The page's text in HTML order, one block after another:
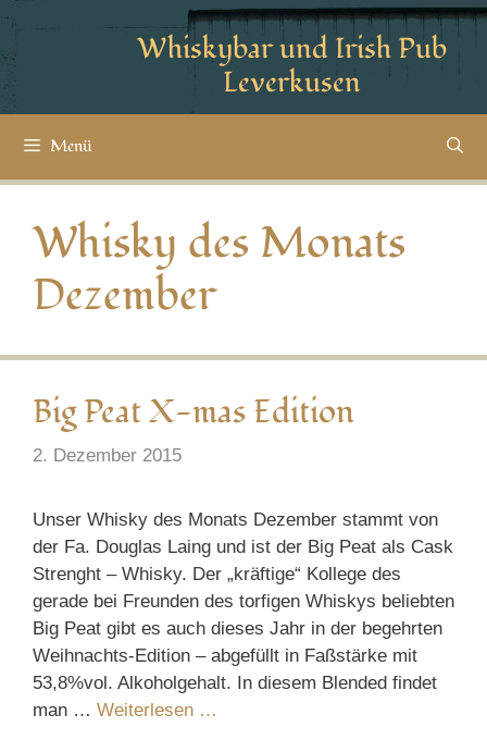
Whiskybar und Irish Pub
Leverkusen
Menü
Whisky des Monats
Dezember
Big Peat X-mas Edition
2. Dezember 2015
Unser Whisky des Monats Dezember stammt von
der Fa. Douglas Laing und ist der Big Peat als Cask
Strenght – Whisky. Der „kräftige“ Kollege des
gerade bei Freunden des torfigen Whiskys beliebten
Big Peat gibt es auch dieses Jahr in der begehrten
Weihnachts-Edition – abgefüllt in Faßstärke mit
53,8%vol. Alkoholgehalt. In diesem Blended findet
man … Weiterlesen …